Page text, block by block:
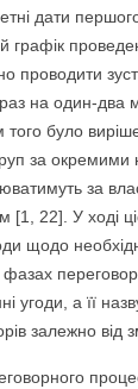
дати
графік
проводити
на один-два
того було
за
за
22]. У ході
щодо
угоди, а її
залежно від